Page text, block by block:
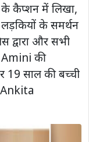
के कैप्शन में लिखा,
के समर्थन
द्वारा और सभी
की
19 साल की बच्ची
Ankita